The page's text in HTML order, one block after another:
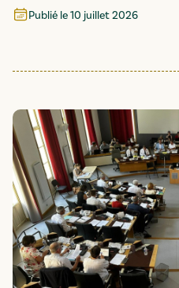
Publié le10 juillet 2026